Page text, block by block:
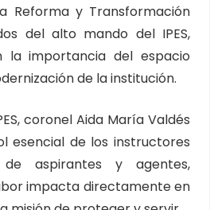
Reforma y Transformación
del alto mando del IPES,
la importancia del espacio
de la institución.
coronel Aida María Valdés
esencial de los instructores
aspirantes y agentes,
impacta directamente en